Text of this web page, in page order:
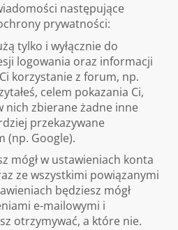
następujące
prywatności:
tylko i wyłącznie do
logowania oraz informacji
korzystanie z forum, np.
celem pokazania Ci,
nich zbierane żadne inne
przekazywane
(np. Google).
mógł w ustawieniach konta
ze wszystkimi powiązanymi
będziesz mógł
e-mailowymi i
otrzymywać, a które nie.